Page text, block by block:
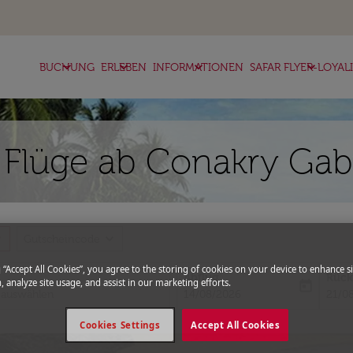
BUCHUNG
keyboard_arrow_down ERLEBEN
keyboard_arrow_down INFORMATIONEN
keyboard_arrow_down SAFAR FLYER-
keyboard_arrow_down
ab Conakry
Abflug
fc-
“Accept All Cookies”, you agree to the storing of cookies on your device to enhance
analyze site usage, and assist in our marketing efforts.
Accept All Cookies
Cookies Settings